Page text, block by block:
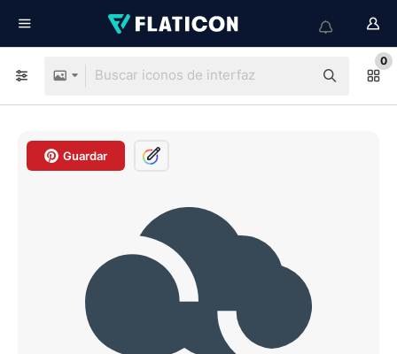
0
Guardar